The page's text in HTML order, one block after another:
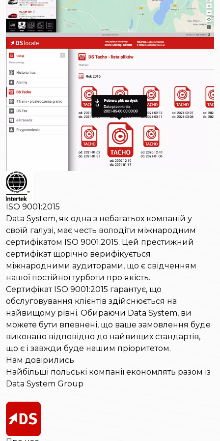
ISO 9001:2015
Data System, як одна з небагатьох компаній у
своїй галузі, має честь володіти міжнародним
сертифікатом ISO 9001:2015. Цей престижний
сертифікат щорічно верифікується
міжнародними аудиторами, що є свідченням
нашої постійної турботи про якість.
Сертифікат ISO 9001:2015 гарантує, що
обслуговування клієнтів здійснюється на
найвищому рівні. Обираючи Data System, ви
можете бути впевнені, що ваше замовлення буде
виконано відповідно до найвищих стандартів,
що є і завжди буде нашим пріоритетом.
Нам довірились
Найбільші польські компанії економлять разом із
Data System Group